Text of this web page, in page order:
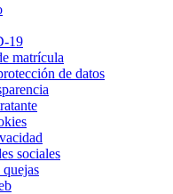
19
matrícula
de datos
sociales
quejas